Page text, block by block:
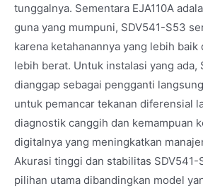
tunggalnya. Sementara EJA110A
guna yang mumpuni, SDV541-S53
karena ketahanannya yang lebih baik
lebih berat. Untuk instalasi yang ada,
dianggap sebagai pengganti
untuk pemancar tekanan diferensial
diagnostik canggih dan kemampuan
digitalnya yang meningkatkan
Akurasi tinggi dan stabilitas
pilihan utama dibandingkan model